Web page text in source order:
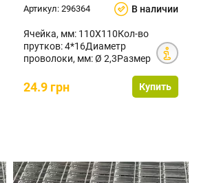
Артикул:296364 В наличии
Ячейка, мм: 110Х110Кол-во
прутков: 4*16Диаметр
проволоки, мм: Ø 2,3Размер
24.9 грн Купить